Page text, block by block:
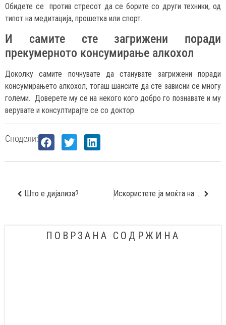
Обидете се против стресот да се борите со други техники, од
типот на медитација, прошетка или спорт.
И самите сте загрижени поради
прекумерното консумирање алкохол
Доколку самите почнувате да станувате загрижени поради
консумирањето алкохол, тогаш шансите да сте зависни се многу
големи. Доверете му се на некого кого добро го познавате и му
верувате и консултирајте се со доктор.
Сподели:
Што е дијализа? Искористете ја моќта на лубеницата
ПОВРЗАНА СОДРЖИНА